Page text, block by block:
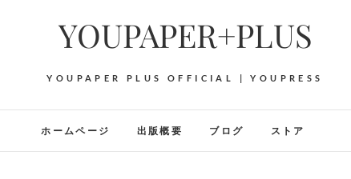
YOUPAPER+PLUS
YOUPAPER PLUS OFFICIAL | YOUPRESS
ホームページ 出版概要 ブログ ストア